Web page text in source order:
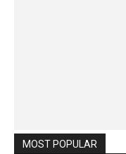
MOST POPULAR